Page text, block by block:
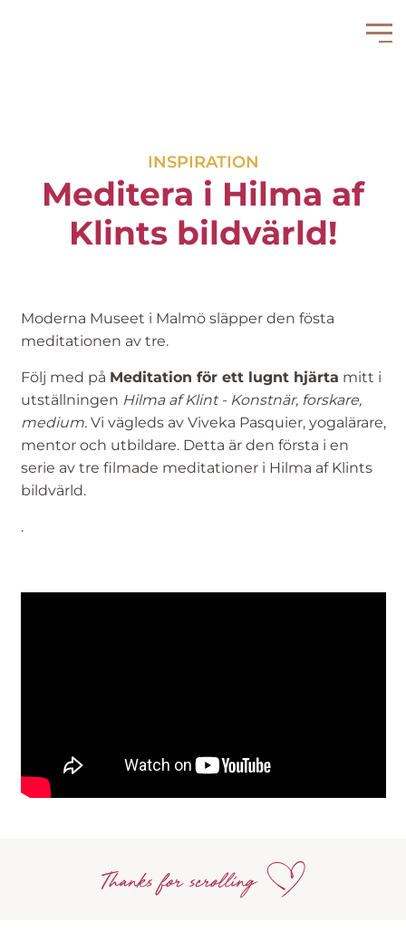
INSPIRATION
Meditera i Hilma af
Klints bildvärld!
Moderna Museet i Malmö släpper den fösta
meditationen av tre.
Följ med på Meditation för ett lugnt hjärta mitt i
utställningen Hilma af Klint - Konstnär, forskare,
medium.Vi vägleds av Viveka Pasquier, yogalärare,
mentor och utbildare. Detta är den första i en
serie av tre filmade meditationer i Hilma af Klints
bildvärld.
.